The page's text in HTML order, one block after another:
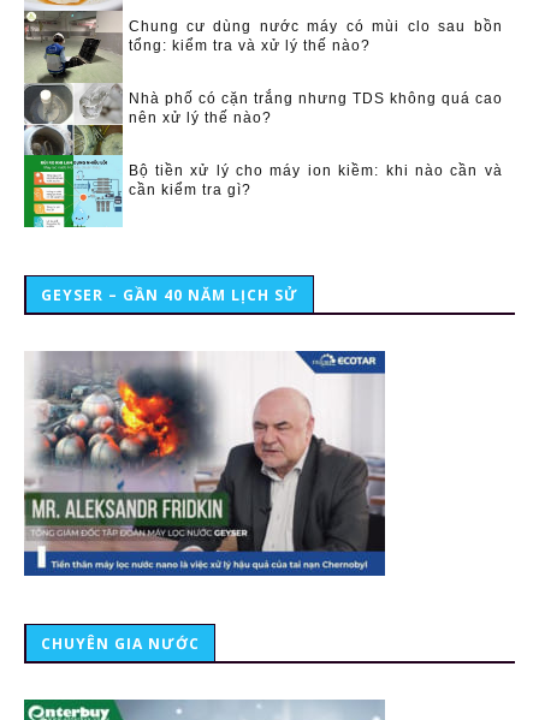
Chung cư dùng nước máy có mùi clo sau bồn
tổng: kiểm tra và xử lý thế nào?
Nhà phố có cặn trắng nhưng TDS không quá cao
nên xử lý thế nào?
Bộ tiền xử lý cho máy ion kiềm: khi nào cần và
cần kiểm tra gì?
GEYSER – GẦN 40 NĂM LỊCH SỬ
CHUYÊN GIA NƯỚC